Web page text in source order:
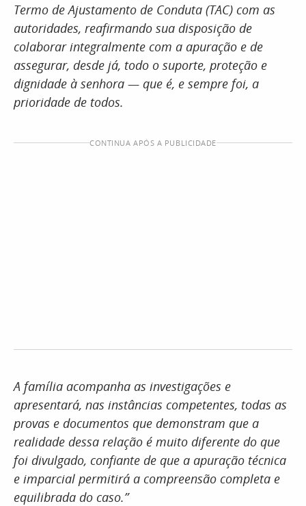
Termo de Ajustamento de Conduta (TAC) com as
autoridades, reafirmando sua disposição de
colaborar integralmente com a apuração e de
assegurar, desde já, todo o suporte, proteção e
dignidade à senhora — que é, e sempre foi, a
prioridade de todos.
CONTINUA APÓS A PUBLICIDADE
A família acompanha as investigações e
apresentará, nas instâncias competentes, todas as
provas e documentos que demonstram que a
realidade dessa relação é muito diferente do que
foi divulgado, confiante de que a apuração técnica
e imparcial permitirá a compreensão completa e
equilibrada do caso.”